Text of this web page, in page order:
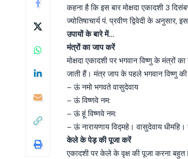
कहना है कि इस बार मोक्षदा एकादशी 3
ज्योतिषाचार्य पं. प्रवीण द्विवेदी के
उपायों के बारे में…
मंत्रों का जाप करें
मोक्षदा एकादशी पर भगवान विष्णु के मंत्रों
जाती हैं। मंत्र जाप के पहले भगवान विष्णु
– ऊं नमो भगवते वासुदेवाय
– ऊं विष्णवे नम:
– ऊं हूं विष्णवे नम:
– ऊं नारायणाय विद्महे। वासुदेवाय धीमहि।
केले के पेड़ की पूजा करें
एकादशी पर केले के वृक्ष की पूजा करना